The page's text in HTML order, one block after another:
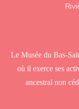
d
Le Musée du Bas-
où il exerce ses
ancestral non